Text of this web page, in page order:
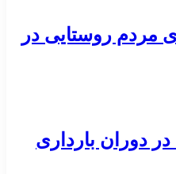
مردم روستایی در
در دوران بارداری